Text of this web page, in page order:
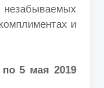
и
5 мая 2019